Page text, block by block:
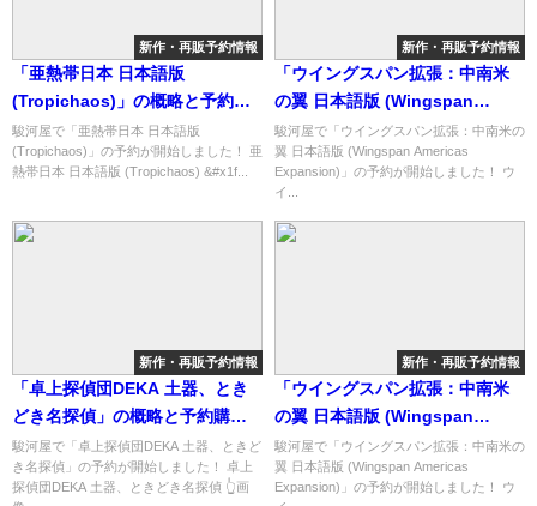
新作・再販予約情報
「亜熱帯日本 日本語版
(Tropichaos)」の概略と予約購
入可能なショップ紹介！
駿河屋で「亜熱帯日本 日本語版
(Tropichaos)」の予約が開始しました！ 亜
熱帯日本 日本語版 (Tropichaos) &#x1f...
新作・再販予約情報
「ウイングスパン拡張：中南米
の翼 日本語版 (Wingspan
Americas Expansion)」の概略
と予約購入可能なショップ紹
介！
駿河屋で「ウイングスパン拡張：中南米の
翼 日本語版 (Wingspan Americas
Expansion)」の予約が開始しました！ ウ
イ...
新作・再販予約情報
「卓上探偵団DEKA 土器、とき
どき名探偵」の概略と予約購入
可能なショップ紹介！
駿河屋で「卓上探偵団DEKA 土器、ときど
き名探偵」の予約が開始しました！ 卓上
探偵団DEKA 土器、ときどき名探偵 👆画
新作・再販予約情報
「ウイングスパン拡張：中南米
の翼 日本語版 (Wingspan
Americas Expansion)」の概略
と予約購入可能なショップ紹
介！
駿河屋で「ウイングスパン拡張：中南米の
翼 日本語版 (Wingspan Americas
Expansion)」の予約が開始しました！ ウ